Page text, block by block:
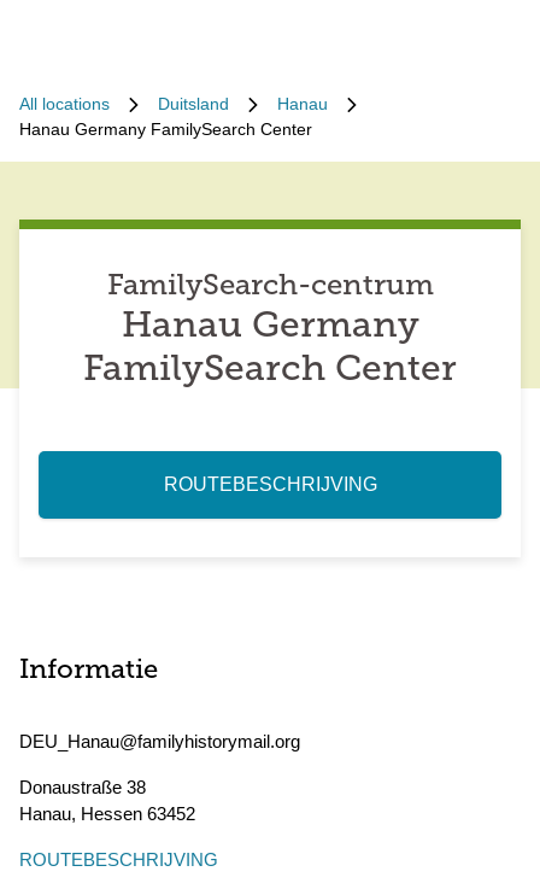
All locations Duitsland
Hanau
Hanau Germany FamilySearch Center
FamilySearch-centrum
Hanau Germany
FamilySearch Center
ROUTEBESCHRIJVING
Informatie
DEU_Hanau@familyhistorymail.org
Donaustraße 38
Hanau, Hessen 63452
ROUTEBESCHRIJVING